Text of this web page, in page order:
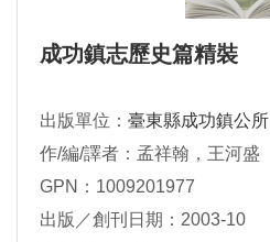
成功鎮志歷史篇精裝
出版單位： 臺東縣成功鎮公所
作/編/譯者：孟祥翰，王河盛
GPN：1009201977
出版／創刊日期：2003-10